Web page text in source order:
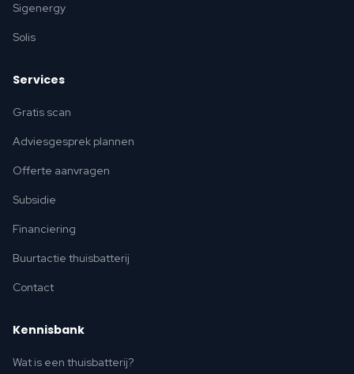
Sigenergy
Solis
Services
Gratis scan
Adviesgesprek plannen
Offerte aanvragen
Subsidie
Financiering
Buurtactie thuisbatterij
Contact
Kennisbank
Wat is een thuisbatterij?